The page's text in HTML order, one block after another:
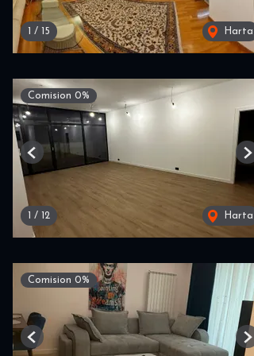
1 / 15 Harta
Comision 0%
1 / 12 Harta
Previous
Comision 0%
Previous